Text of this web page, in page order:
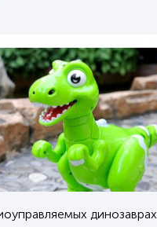
действительно
и интересных категорий
также рассматривать этот
динозаврах